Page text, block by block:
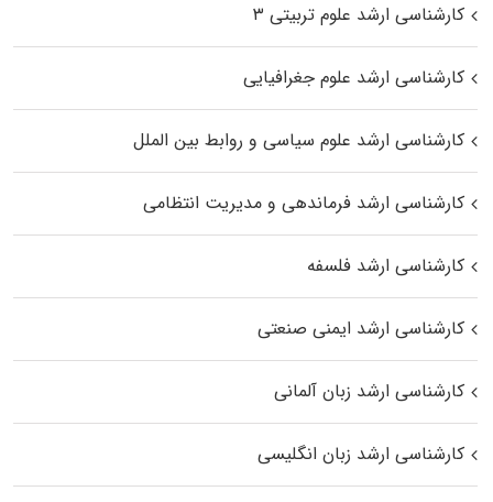
کارشناسی ارشد علوم تربیتی ۳
کارشناسی ارشد علوم جغرافیایی
کارشناسی ارشد علوم سیاسی و روابط بین الملل
کارشناسی ارشد فرماندهی و مدیریت انتظامی
کارشناسی ارشد فلسفه
کارشناسی ارشد ایمنی صنعتی
کارشناسی ارشد زبان آلمانی
کارشناسی ارشد زبان انگلیسی